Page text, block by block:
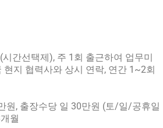
간선택제), 주 1회 출근하여 업무미
현지 협력사와 상시 연락, 연간 1~2회
원, 출장수당 일 30만원 (토/일/공휴일
월